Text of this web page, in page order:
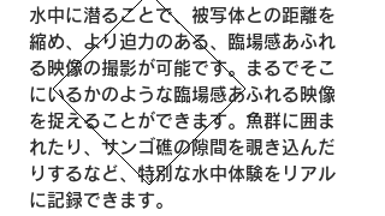
水中に潜ることで、被写体との距離を
縮め、より迫力のある、臨場感あふれ
る映像の撮影が可能です。まるでそこ
にいるかのような臨場感あふれる映像
を捉えることができます。魚群に囲ま
れたり、サンゴ礁の隙間を覗き込んだ
りするなど、特別な水中体験をリアル
に記録できます。